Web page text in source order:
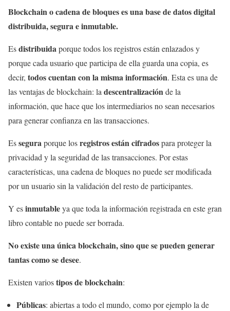
Blockchain o cadena de bloques es una base de datos digital
distribuida, segura e inmutable.
Esdistribuidaporque todos los registros están enlazados y
porque cada usuario que participa de ella guarda una copia, es
decir, todos cuentan con la misma información. Esta es una de
las ventajas de blockchain: la descentralizaciónde la
información, que hace que los intermediarios no sean necesarios
para generar confianza en las transacciones.
Esseguraporque losregistros están cifradospara proteger la
privacidad y la seguridad de las transacciones. Por estas
características, una cadena de bloques no puede ser modificada
por un usuario sin la validación del resto de participantes.
Y esinmutableya que toda la información registrada en este gran
libro contable no puede ser borrada.
No existe una única blockchain, sino que se pueden generar
tantas como se desee.
Existen variostipos de blockchain:
Públicas: abiertas a todo el mundo, como por ejemplo la de